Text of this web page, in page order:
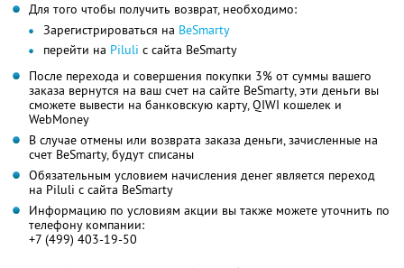
Для того чтобы получить возврат, необходимо:
Зарегистрироваться на BeSmarty
перейти на Piluli с сайта BeSmarty
После перехода и совершения покупки 3% от суммы вашего
заказа вернутся на ваш счет на сайте BeSmarty, эти деньги вы
сможете вывести на банковскую карту, QIWI кошелек и
WebMoney
В случае отмены или возврата заказа деньги, зачисленные на
счет BeSmarty, будут списаны
Обязательным условием начисления денег является переход
на Piluli с сайта BeSmarty
Информацию по условиям акции вы также можете уточнить по
телефону компании:
+7 (499) 403-19-50